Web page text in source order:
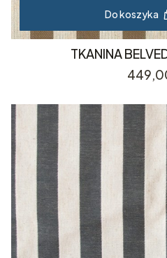
Do koszyka
TKANINA
Cena